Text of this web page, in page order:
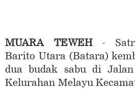
MUARA TEWEH-
Barito Utara (Batara)
dua budak sabu di
Kelurahan Melayu